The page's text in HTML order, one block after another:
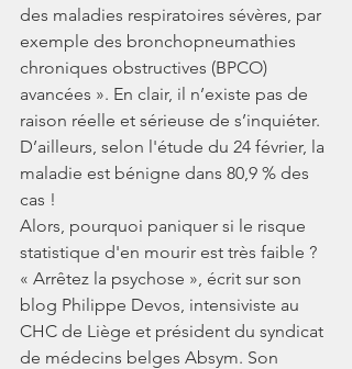
des maladies respiratoires sévères, par
exemple des bronchopneumathies
chroniques obstructives (BPCO)
avancées ». En clair, il n’existe pas de
raison réelle et sérieuse de s’inquiéter.
D’ailleurs, selon l'étude du 24 février, la
maladie est bénigne dans 80,9 % des
cas !
Alors, pourquoi paniquer si le risque
statistique d'en mourir est très faible ?
« Arrêtez la psychose », écrit sur son
blog Philippe Devos, intensiviste au
CHC de Liège et président du syndicat
de médecins belges Absym. Son